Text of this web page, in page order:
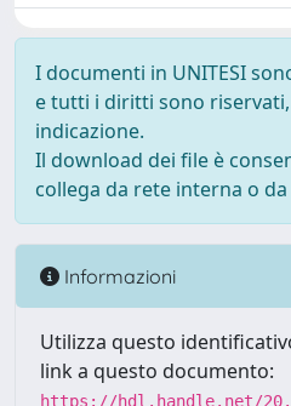
I documenti in UNITESI
e tutti i diritti sono
indicazione.
Il download dei file è
collega da rete interna o da
Informazioni
Utilizza questo
link a questo documento:
https://hdl.handle.net/